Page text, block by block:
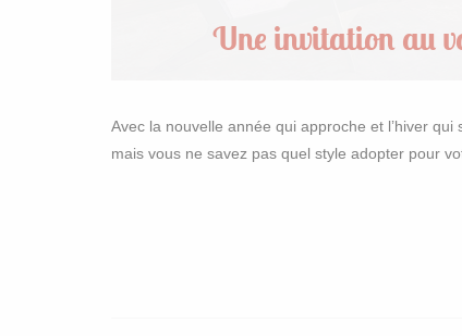
Une invitation au
Avec la nouvelle année qui approche et l’hiver
mais vous ne savez pas quel style adopter pour